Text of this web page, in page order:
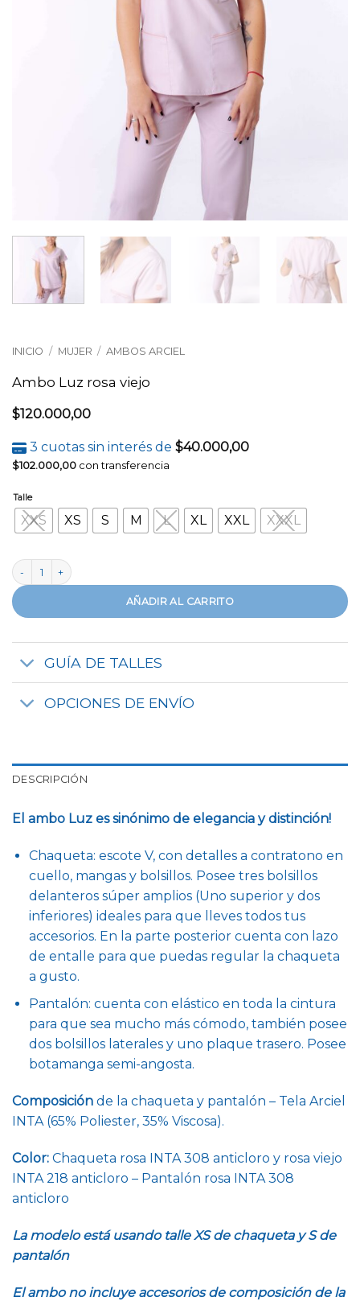
INICIO / MUJER / AMBOS ARCIEL
Ambo Luz rosa viejo
$120.000,00
3 cuotas sin interés de $40.000,00
$102.000,00 con transferencia
Talle
XXS XS S M L XL XXL XXXL
Ambo Luz rosa viejo cantidad
AÑADIR AL CARRITO
GUÍA DE TALLES
OPCIONES DE ENVÍO
DESCRIPCIÓN
El ambo Luz es sinónimo de elegancia y distinción!
Chaqueta: escote V, con detalles a contratono en
cuello, mangas y bolsillos. Posee tres bolsillos
delanteros súper amplios (Uno superior y dos
inferiores) ideales para que lleves todos tus
accesorios. En la parte posterior cuenta con lazo
de entalle para que puedas regular la chaqueta
a gusto.
Pantalón: cuenta con elástico en toda la cintura
para que sea mucho más cómodo, también posee
dos bolsillos laterales y uno plaque trasero. Posee
botamanga semi-angosta.
Composición de la chaqueta y pantalón – Tela Arciel
INTA (65% Poliester, 35% Viscosa).
Color: Chaqueta rosa INTA 308 anticloro y rosa viejo
INTA 218 anticloro – Pantalón rosa INTA 308
anticloro
La modelo está usando talle XS de chaqueta y S de
pantalón
El ambo no incluye accesorios de composición de la